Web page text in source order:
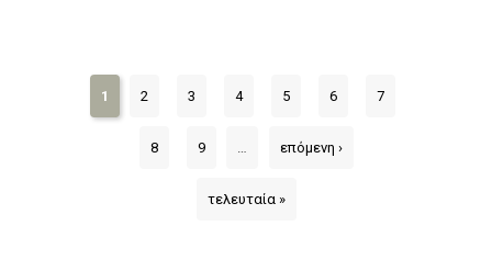
1 2 3 4 5 6 7
8 9 … επόμενη ›
τελευταία »